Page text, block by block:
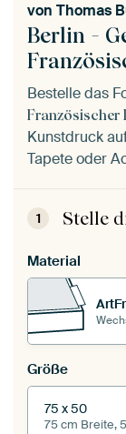
Berlin -
von Thomas
Bestelle das
Französischer
Kunstdruck
Tapete oder
1 Stelle
Material
Größe
75 x 50
75 cm Breite,